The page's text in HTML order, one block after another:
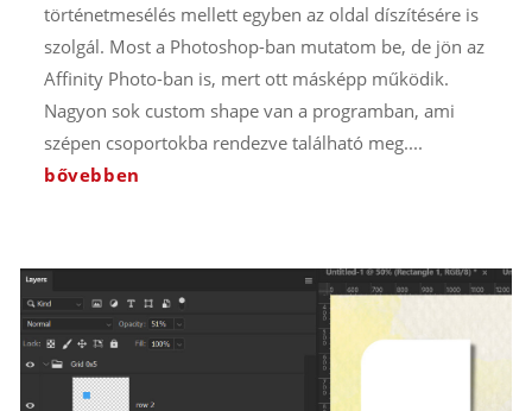
történetmesélés mellett egyben az oldal díszítésére is
szolgál. Most a Photoshop-ban mutatom be, de jön az
Affinity Photo-ban is, mert ott másképp működik.
Nagyon sok custom shape van a programban, ami
szépen csoportokba rendezve található meg....
bővebben